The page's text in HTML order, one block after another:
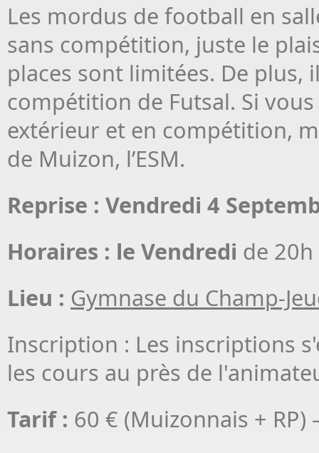
Les mordus de football en
sans compétition, juste le
places sont limitées. De plus,
compétition de Futsal. Si
extérieur et en compétition,
de Muizon, l’ESM.
Reprise : Vendredi 4
Horaires : le Vendredi de
Lieu : Gymnase du Champ-
Inscription : Les inscriptions
les cours au près de
Tarif : 60 € (Muizonnais + RP)